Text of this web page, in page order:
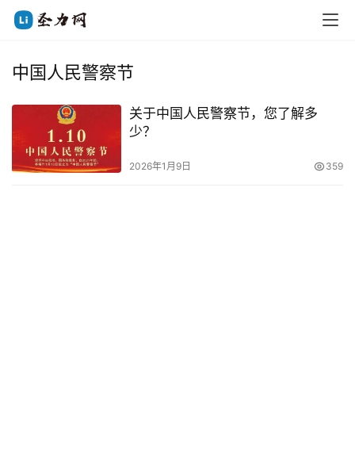
中国人民警察节
关于中国人民警察节，您了解多
少？
2026年1月9日 359